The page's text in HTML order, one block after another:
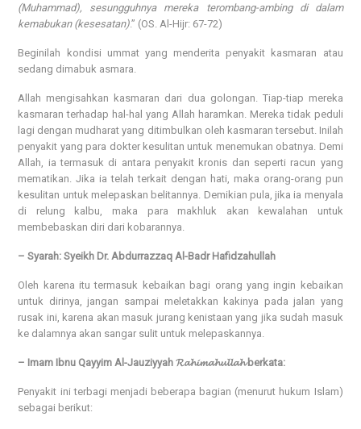
(Muhammad), sesungguhnya mereka terombang-ambing di dalam
kemabukan (kesesatan).” (OS. Al-Hijr: 67-72)
Beginilah kondisi ummat yang menderita penyakit kasmaran atau
sedang dimabuk asmara.
Allah mengisahkan kasmaran dari dua golongan. Tiap-tiap mereka
kasmaran terhadap hal-hal yang Allah haramkan. Mereka tidak peduli
lagi dengan mudharat yang ditimbulkan oleh kasmaran tersebut. Inilah
penyakit yang para dokter kesulitan untuk menemukan obatnya. Demi
Allah, ia termasuk di antara penyakit kronis dan seperti racun yang
mematikan. Jika ia telah terkait dengan hati, maka orang-orang pun
kesulitan untuk melepaskan belitannya. Demikian pula, jika ia menyala
di relung kalbu, maka para makhluk akan kewalahan untuk
membebaskan diri dari kobarannya.
– Syarah: Syeikh Dr. Abdurrazzaq Al-Badr Hafidzahullah
Oleh karena itu termasuk kebaikan bagi orang yang ingin kebaikan
untuk dirinya, jangan sampai meletakkan kakinya pada jalan yang
rusak ini, karena akan masuk jurang kenistaan yang jika sudah masuk
ke dalamnya akan sangar sulit untuk melepaskannya.
– Imam Ibnu Qayyim Al-Jauziyyah 𝓡𝓪𝓱𝓲𝓶𝓪𝓱𝓾𝓵𝓵𝓪𝓱 berkata:
Penyakit ini terbagi menjadi beberapa bagian (menurut hukum Islam)
sebagai berikut: